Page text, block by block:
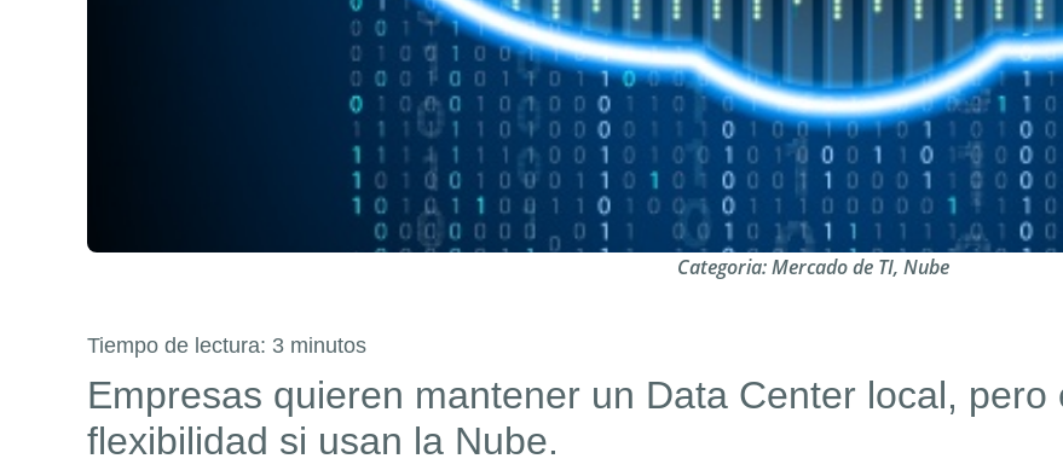
Categoria:Mercado de TI, Nube
Tiempo de lectura: 3 minutos
Empresas quieren mantener un Data Center local,
flexibilidad si usan la Nube.